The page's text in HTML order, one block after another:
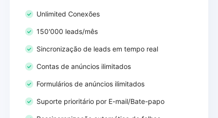
Unlimited Conexões
150'000 leads/mês
Sincronização de leads em tempo real
Contas de anúncios ilimitados
Formulários de anúncios ilimitados
Suporte prioritário por E-mail/Bate-papo